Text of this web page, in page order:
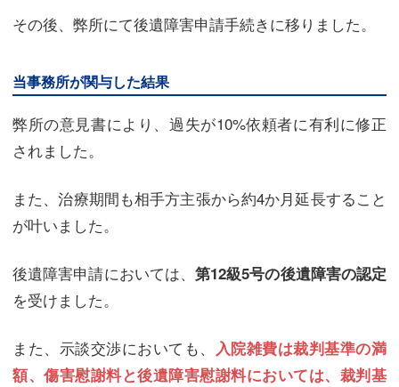
その後、弊所にて後遺障害申請手続きに移りました。
当事務所が関与した結果
弊所の意見書により、過失が10%依頼者に有利に修正
されました。
また、治療期間も相手方主張から約4か月延長すること
が叶いました。
後遺障害申請においては、 第12級5号の後遺障害の認定
を受けました。
また、示談交渉においても、
入院雑費は裁判基準の満
額、傷害慰謝料と後遺障害慰謝料においては、裁判基